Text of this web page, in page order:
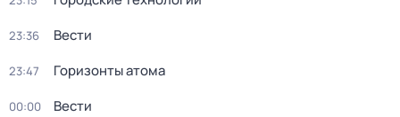
23:36 Вести
23:47 Горизонты атома
00:00 Вести